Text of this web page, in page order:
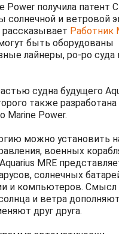
Power получила патент
солнечной и ветровой
рассказывает Работник
быть оборудованы
лайнеры, ро-ро суда
судна будущего
также разработана
Marine Power.
можно установить
военных
MRE
солнечных
и компьютеров.
и ветра
друг друга.